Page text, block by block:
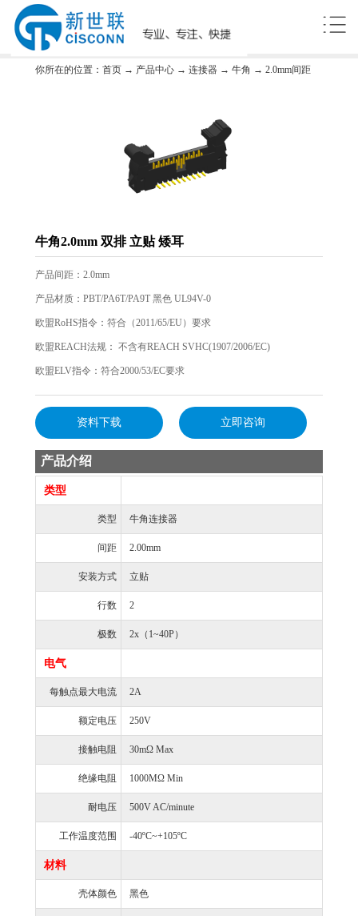
你所在的位置： 首页 → 产品中心 → 连接器 → 牛角 → 2.0mm间距
牛角2.0mm 双排 立贴 矮耳
产品间距：2.0mm
产品材质：PBT/PA6T/PA9T 黑色 UL94V-0
欧盟RoHS指令：符合（2011/65/EU）要求
欧盟REACH法规： 不含有REACH SVHC(1907/2006/EC)
欧盟ELV指令：符合2000/53/EC要求
资料下载 立即咨询
产品介绍
类型
类型 牛角连接器
间距 2.00mm
安装方式 立贴
行数 2
极数 2x（1~40P）
电气
每触点最大电流 2A
额定电压 250V
接触电阻 30mΩ Max
绝缘电阻 1000MΩ Min
耐电压 500V AC/minute
工作温度范围 -40ºC~+105ºC
材料
壳体颜色 黑色